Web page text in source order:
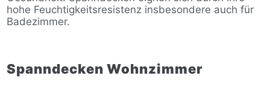
hohe Feuchtigkeitsresistenz insbesondere auch für
Badezimmer.
Spanndecken Wohnzimmer